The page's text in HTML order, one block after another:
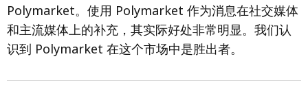
Polymarket。使用 Polymarket 作为消息在社交媒体
和主流媒体上的补充，其实际好处非常明显。我们认
识到 Polymarket 在这个市场中是胜出者。